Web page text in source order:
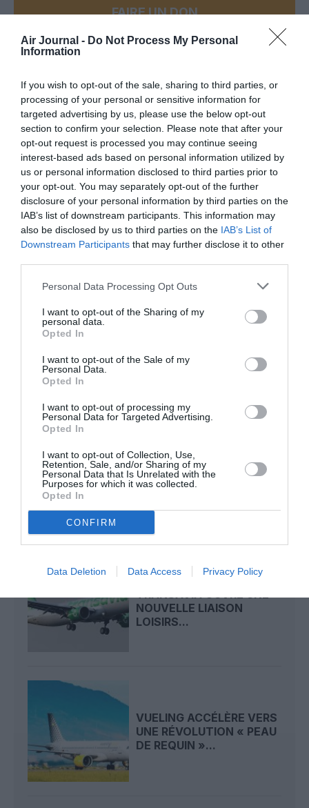
Air Journal - Do Not Process My Personal
Information
If you wish to opt-out of the sale, sharing to third parties, or
processing of your personal or sensitive information for
targeted advertising by us, please use the below opt-out
section to confirm your selection. Please note that after your
opt-out request is processed you may continue seeing
interest-based ads based on personal information utilized by
us or personal information disclosed to third parties prior to
your opt-out. You may separately opt-out of the further
disclosure of your personal information by third parties on the
IAB’s list of downstream participants. This information may
also be disclosed by us to third parties on the IAB’s List of
Downstream Participants that may further disclose it to other
Personal Data Processing Opt Outs
I want to opt-out of the Sharing of my
personal data.
Opted In
I want to opt-out of the Sale of my
Personal Data.
Opted In
I want to opt-out of processing my
Personal Data for Targeted Advertising.
Opted In
I want to opt-out of Collection, Use,
Retention, Sale, and/or Sharing of my
Personal Data that Is Unrelated with the
Purposes for which it was collected.
Opted In
CONFIRM
Data Deletion Data Access Privacy Policy
FAIRE UN DON
Appel aux lecteurs !
développement !
NOUS SOUTENIR
DERNIERS COMMENTAIRES
19 h 23 sans escale : le Boeing 777F de National
Airlines relie l’Écosse à l’Australie
Badissi novembri
l’horizon 2030
Rennes vueling
BRUXELLES–PORTO :
TRANSAVIA OUVRE UNE
NOUVELLE LIAISON
LOISIRS...
VUELING ACCÉLÈRE VERS
UNE RÉVOLUTION « PEAU
DE REQUIN »...